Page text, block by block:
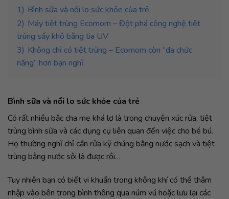
1) Bình sữa và nổi lo sức khỏe của trẻ
2) Máy tiệt trùng Ecomom – Đột phá công nghệ tiệt
trùng sấy khô bằng tia UV
3) Không chỉ có tiệt trùng – Ecomom còn “đa chức
năng” hơn bạn nghĩ
Bình sữa và nổi lo sức khỏe của trẻ
Có rất nhiều bậc cha mẹ khá lơ là trong chuyện xúc rửa, tiệt
trùng bình sữa và các dụng cụ liên quan đến việc cho bé bú.
Họ thường nghĩ chỉ cần rửa kỹ chúng bằng nước sạch và tiệt
trùng bằng nước sôi là được rồi…
Tuy nhiên bạn có biết vi khuẩn trong không khí có thể thâm
nhập vào bên trong bình thông qua núm vú hoặc lưu lại các